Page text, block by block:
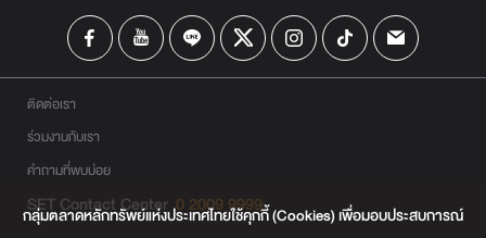
ติดต่อเรา
ร่วมงานกับเรา
คำถามที่พบบ่อย
SET Contact Center 0 2009 9999
กลุ่มตลาดหลักทรัพย์แห่งประเทศไทยใช้คุกกี้ (Cookies) เพื่อมอบประสบการณ์